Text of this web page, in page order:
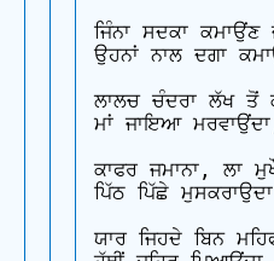
ਜਿੰਨਾ ਸਦਕਾ
ਉਹਨਾਂ ਨਾਲ ਦਗਾ
ਲਾਲਚ ਚੰਦਰਾ ਲੱਖ ਤੋਂ
ਮਾਂ ਜਾਇਆ
ਕਾਫਰ ਜਮਾਨਾ, ਲਾ
ਪਿੱਠ ਪਿੱਛੇ
ਯਾਰ ਜਿਹਦੇ ਬਿਨ